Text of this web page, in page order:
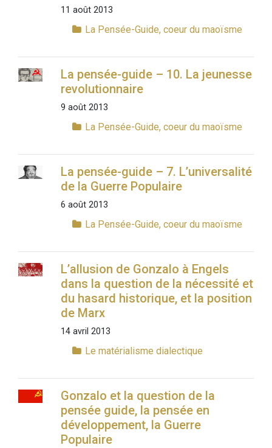
11 août 2013
La Pensée-Guide, coeur du maoïsme
La pensée-guide – 10. La jeunesse
revolutionnaire
9 août 2013
La Pensée-Guide, coeur du maoïsme
La pensée-guide – 7. L’universalité
de la Guerre Populaire
6 août 2013
La Pensée-Guide, coeur du maoïsme
L’allusion de Gonzalo à Engels
dans la question de la nécessité et
du hasard historique, et la position
de Marx
14 avril 2013
Le matérialisme dialectique
Gonzalo et la question de la
pensée guide, la pensée en
développement, la Guerre
Populaire